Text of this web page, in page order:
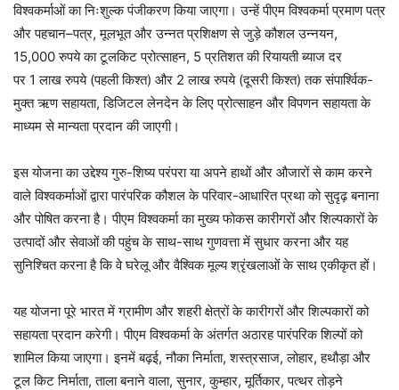
विश्वकर्माओं का निःशुल्क पंजीकरण किया जाएगा। उन्हें पीएम विश्वकर्मा प्रमाण पत्र
और पहचान–पत्र, मूलभूत और उन्नत प्रशिक्षण से जुड़े कौशल उन्नयन,
15,000 रुपये का टूलकिट प्रोत्साहन, 5 प्रतिशत की रियायती ब्याज दर
पर 1 लाख रुपये (पहली किश्त) और 2 लाख रुपये (दूसरी किश्त) तक संपार्श्विक-
मुक्त ऋण सहायता, डिजिटल लेनदेन के लिए प्रोत्साहन और विपणन सहायता के
माध्यम से मान्यता प्रदान की जाएगी।
इस योजना का उद्देश्य गुरु-शिष्य परंपरा या अपने हाथों और औजारों से काम करने
वाले विश्वकर्माओं द्वारा पारंपरिक कौशल के परिवार-आधारित प्रथा को सुदृढ़ बनाना
और पोषित करना है। पीएम विश्वकर्मा का मुख्य फोकस कारीगरों और शिल्पकारों के
उत्पादों और सेवाओं की पहुंच के साथ-साथ गुणवत्ता में सुधार करना और यह
सुनिश्चित करना है कि वे घरेलू और वैश्विक मूल्य श्रृंखलाओं के साथ एकीकृत हों।
यह योजना पूरे भारत में ग्रामीण और शहरी क्षेत्रों के कारीगरों और शिल्पकारों को
सहायता प्रदान करेगी। पीएम विश्वकर्मा के अंतर्गत अठारह पारंपरिक शिल्पों को
शामिल किया जाएगा। इनमें बढ़ई, नौका निर्माता, शस्‍त्रसाज, लोहार, हथौड़ा और
टूल किट निर्माता, ताला बनाने वाला, सुनार, कुम्हार, मूर्तिकार, पत्थर तोड़ने